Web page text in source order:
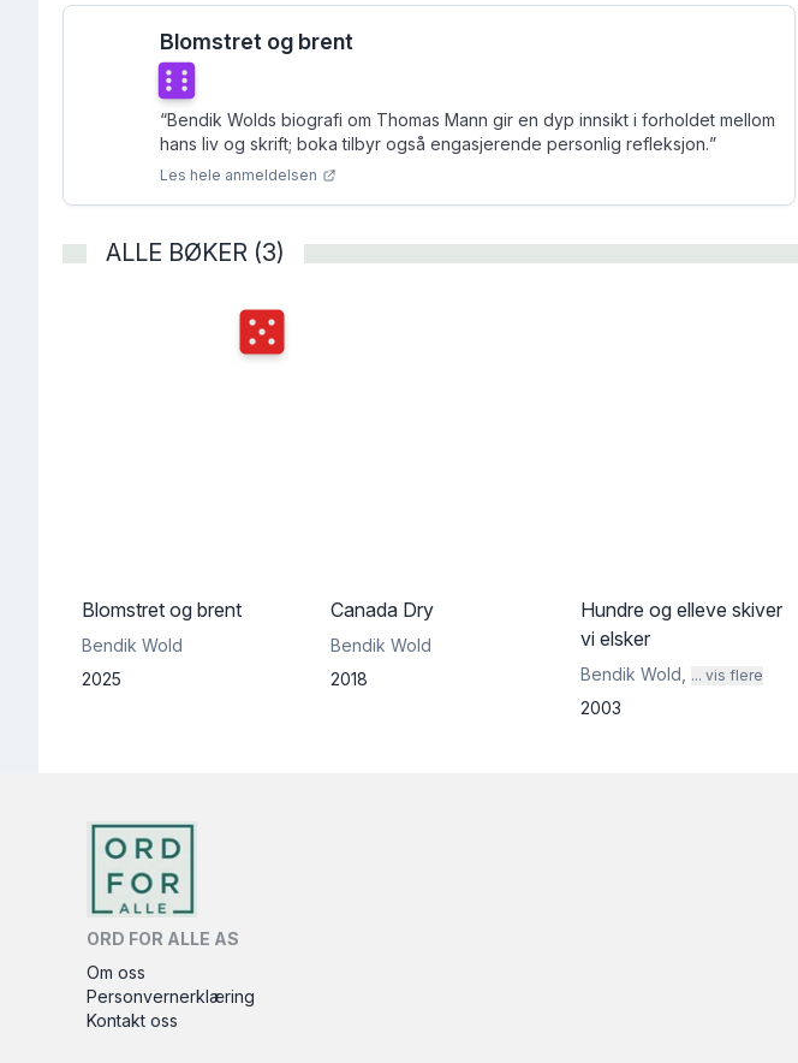
Blomstret og brent
Terningkast
“Bendik Wolds biografi om Thomas Mann gir en dyp innsikt i forholdet mellom
hans liv og skrift; boka tilbyr også engasjerende personlig refleksjon.”
Les hele anmeldelsen
ALLE BØKER (3)
Terningkast
Blomstret og brent
Bendik Wold
2025
Canada Dry
Bendik Wold
2018
Hundre og elleve skiver
vi elsker
Bendik Wold ... vis flere
2003
ORD FOR ALLE AS
Om oss
Personvernerklæring
Kontakt oss